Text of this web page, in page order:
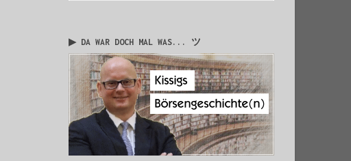
▶ DA WAR DOCH MAL WAS... ツ